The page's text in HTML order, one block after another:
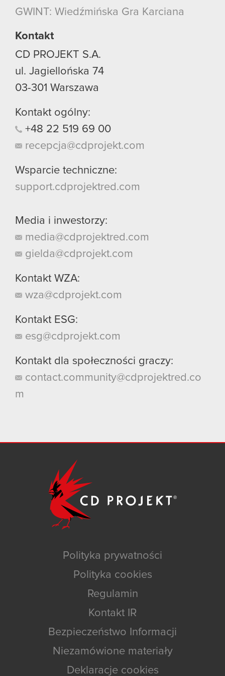
używanie plików cookie.
GWINT: Wiedźmińska Gra Karciana
Kontakt
CD PROJEKT S.A.
ul. Jagiellońska 74
03-301 Warszawa
Kontakt ogólny:
+48 22 519 69 00
recepcja@cdprojekt.com
Wsparcie techniczne:
support.cdprojektred.com
Media i inwestorzy:
media@cdprojektred.com
gielda@cdprojekt.com
Kontakt WZA:
wza@cdprojekt.com
Kontakt ESG:
esg@cdprojekt.com
Kontakt dla społeczności graczy:
contact.community@cdprojektred.co
m
Polityka prywatności
Polityka cookies
Regulamin
Kontakt IR
Bezpieczeństwo Informacji
Niezamówione materiały
Deklaracje cookies